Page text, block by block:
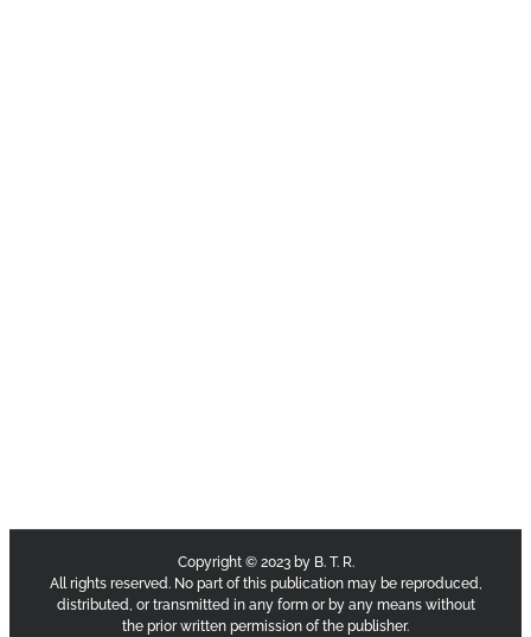
Copyright © 2023 by B. T. R.
All rights reserved. No part of this publication may be reproduced,
distributed, or transmitted in any form or by any means without
the prior written permission of the publisher.